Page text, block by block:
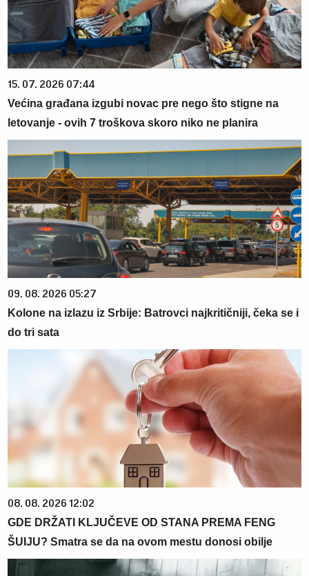
15. 07. 2026 07:44
Većina građana izgubi novac pre nego što stigne na
letovanje - ovih 7 troškova skoro niko ne planira
09. 08. 2026 05:27
Kolone na izlazu iz Srbije: Batrovci najkritičniji, čeka se i
do tri sata
08. 08. 2026 12:02
GDE DRŽATI KLJUČEVE OD STANA PREMA FENG
ŠUIJU? Smatra se da na ovom mestu donosi obilje